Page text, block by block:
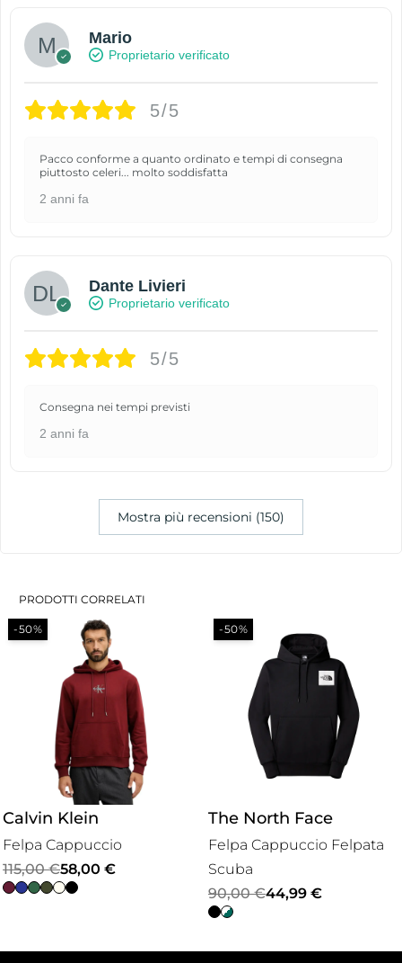
Mario
Proprietario verificato
5/5
Pacco conforme a quanto ordinato e tempi di consegna
piuttosto celeri... molto soddisfatta
2 anni fa
Dante Livieri
Proprietario verificato
5/5
Consegna nei tempi previsti
2 anni fa
Mostra più recensioni (150)
PRODOTTI CORRELATI
-50%
Calvin Klein
Felpa Cappuccio
115,00€
Il
prezzo
58,00 €
Il
prezzo
-50%
The North Face
Felpa Cappuccio Felpata
Scuba
90,00€
Il
prezzo
44,99 €
Il
prezzo